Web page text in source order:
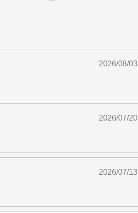
2026/08/03
2026/07/20
2026/07/13